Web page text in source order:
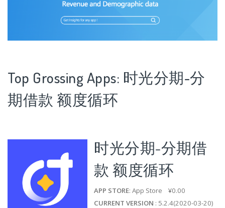
Top Grossing Apps: 时光分期-分
期借款 额度循环
时光分期-分期借
款 额度循环
APP STORE: App Store ¥0.00
CURRENT VERSION : 5.2.4(2020-03-20)